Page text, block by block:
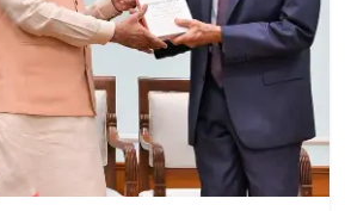
दुकानों को ग्रीन जोन में
गृह मंत्रालय
लॉकडाउन: गृह मंत्रालय